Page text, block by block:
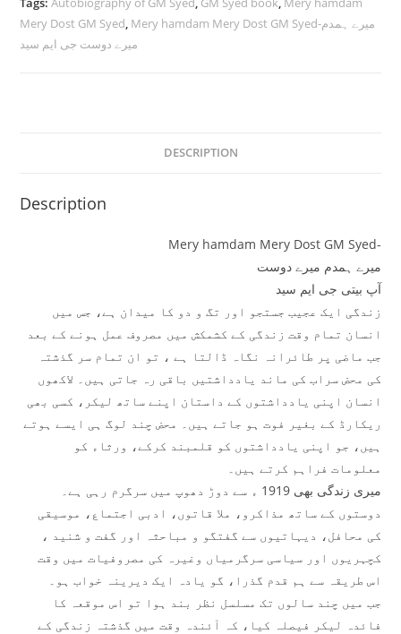
Mery Dost GM Syed, Mery hamdam Mery Dost GM Syed-میرے ہمدم
میرے دوست جی ایم سید
DESCRIPTION
Description
Mery hamdam Mery Dost GM Syed-
میرے ہمدم میرے دوست
آپ بیتی جی ایم سید
زندگی ایک عجیب جستجو اور تگ و دو کا میدان ہے، جس میں
انسان تمام وقت زندگی کے کشمکش میں مصروف عمل ہونے کے بعد
جب ماضی پر طائرانہ نگاہ ڈالتا ہے ، تو ان تمام سر گذشتہ
کی محض سراب کی ماند یادداشتیں باقی رہ جاتی ہیں۔ لاکھوں
انسان اپنی یادداشتوں کے داستان اپنے ساتھ لیکر، کسی بھی
ریکارڈ کے بغیر فوت ہو جاتے ہیں۔ محض چند لوگ ہی ایسے ہوتے
ہیں، جو اپنی یادداشتوں کو قلمبند کرکے، ورثاء کو
معلومات فراہم کرتے ہیں۔
میری زندگی بھی 1919 ء سے دوڑ دھوپ میں سرگرم رہی ہے۔
دوستوں کے ساتھ مذاکرو، ملا قاتوں، ادبی اجتماع، موسیقی
کی محافل، دیہاتیوں سے گفتگو و مباحثہ اور گفت و شنید ،
کچہریوں اور سیاسی سرگرمیاں وغیرہ کی مصروفیات میں وقت
اس طریقہ سے ہم قدم گذرا، گو یادہ ایک دیرینہ خواب ہو۔
جب میں چند سالوں تک مسلسل نظر بند ہوا تو اس موقعہ کا
فائدہ لیکر فیصلہ کیا، کہ آئندہ وقت میں گذشتہ زندگی کے